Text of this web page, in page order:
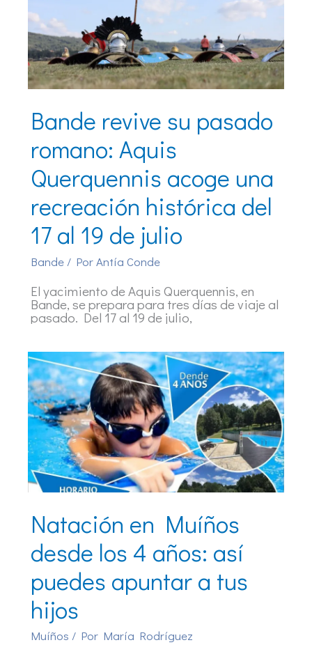
Bande revive su pasado
romano: Aquis
Querquennis acoge una
recreación histórica del
17 al 19 de julio
Bande/ PorAntía Conde
El yacimiento de Aquis Querquennis, en
Bande, se prepara para tres días de viaje al
pasado. Del 17 al 19 de julio,
Natación en Muíños
desde los 4 años: así
puedes apuntar a tus
hijos
Muíños / Por María Rodríguez